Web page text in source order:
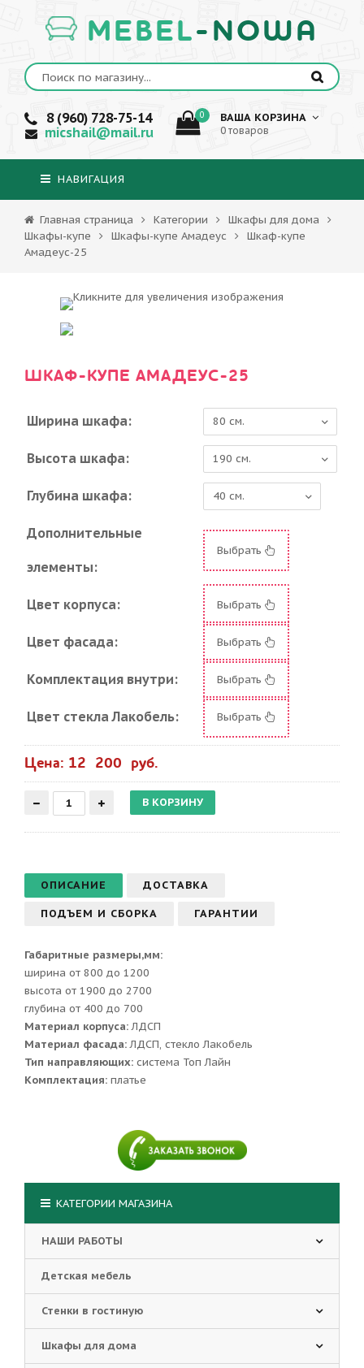
MEBEL-NOWA
8 (960) 728-75-14
micshail@mail.ru
0 ВАША КОРЗИНА
0 товаров
НАВИГАЦИЯ
Главная страница Категории
Шкафы для дома
Шкафы-купе
Шкафы-купе Амадеус
Шкаф-купе
Амадеус-25
ШКАФ-КУПЕ АМАДЕУС-25
Ширина шкафа:
Высота шкафа:
Глубина шкафа:
Дополнительные
элементы:
Выбрать
Цвет корпуса: Выбрать
Цвет фасада: Выбрать
Комплектация внутри: Выбрать
Цвет стекла Лакобель: Выбрать
Цена: 12 200 руб.
ОПИСАНИЕ ДОСТАВКА
ПОДЪЕМ И СБОРКА ГАРАНТИИ
Габаритные размеры,мм:
ширина от 800 до 1200
высота от 1900 до 2700
глубина от 400 до 700
Материал корпуса:ЛДСП
Материал фасада:ЛДСП, стекло Лакобель
Тип направляющих: система Топ Лайн
Комплектация: платье
КАТЕГОРИИ МАГАЗИНА
НАШИ РАБОТЫ
Детская мебель
Стенки в гостиную
Шкафы для дома